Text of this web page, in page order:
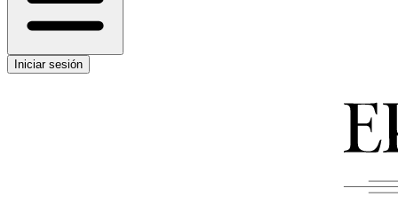
Iniciar sesión